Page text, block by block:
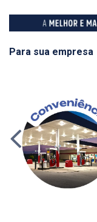
Para sua empresa